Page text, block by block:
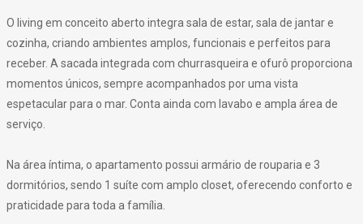
O living em conceito aberto integra sala de estar, sala de jantar e
cozinha, criando ambientes amplos, funcionais e perfeitos para
receber. A sacada integrada com churrasqueira e ofurô proporciona
momentos únicos, sempre acompanhados por uma vista
espetacular para o mar. Conta ainda com lavabo e ampla área de
serviço.
Na área íntima, o apartamento possui armário de rouparia e 3
dormitórios, sendo 1 suíte com amplo closet, oferecendo conforto e
praticidade para toda a família.